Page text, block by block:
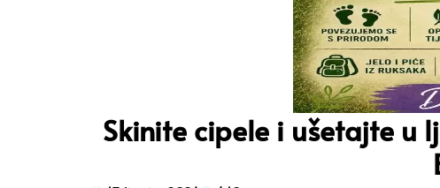
Skinite cipele i ušetajte u